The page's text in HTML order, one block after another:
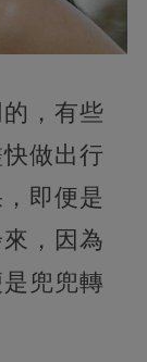
，有些
做出行
即便是
，因為
兜兜轉